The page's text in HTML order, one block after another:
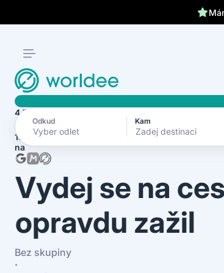
Klientům
Odkud Kam
4.7
1870+ recenzí
na
Vydej se na
opravdu zažil
Bez skupiny
·